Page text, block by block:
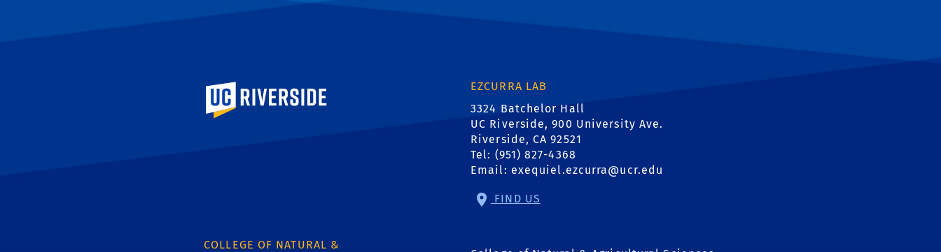
University of California, Riverside
EZCURRA LAB
3324 Batchelor Hall
UC Riverside, 900 University Ave.
Riverside, CA 92521
Tel: (951) 827-4368
Email: exequiel.ezcurra@ucr.edu
FIND US
COLLEGE OF NATURAL &